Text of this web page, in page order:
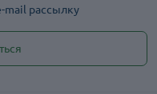
mail рассылку